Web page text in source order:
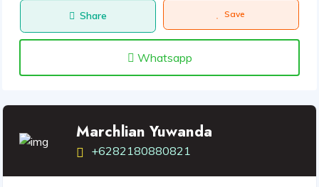
Share Save
Whatsapp
Marchlian Yuwanda
+6282180880821